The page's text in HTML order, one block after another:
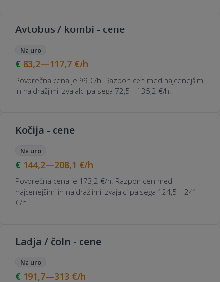
Avtobus / kombi - cene
Na uro
83,2—117,7 €/h
Povprečna cena je 99 €/h. Razpon cen med najcenejšimi
in najdražjimi izvajalci pa sega 72,5—135,2 €/h.
Kočija - cene
Na uro
144,2—208,1 €/h
Povprečna cena je 173,2 €/h. Razpon cen med
najcenejšimi in najdražjimi izvajalci pa sega 124,5—241
€/h.
Ladja / čoln - cene
Na uro
191,7—313 €/h